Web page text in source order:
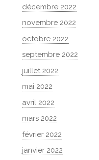
décembre 2022
novembre 2022
octobre 2022
septembre 2022
juillet 2022
mai 2022
avril 2022
mars 2022
février 2022
janvier 2022